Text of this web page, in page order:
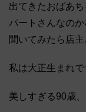
出てきたおばあ
パートさんなのか
聞いてみたら店
私は大正生まれ
美しすぎる90歳